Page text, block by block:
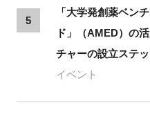
5
「大学発創薬ベン
ド」（AMED）の
チャーの設立ステ
イベント